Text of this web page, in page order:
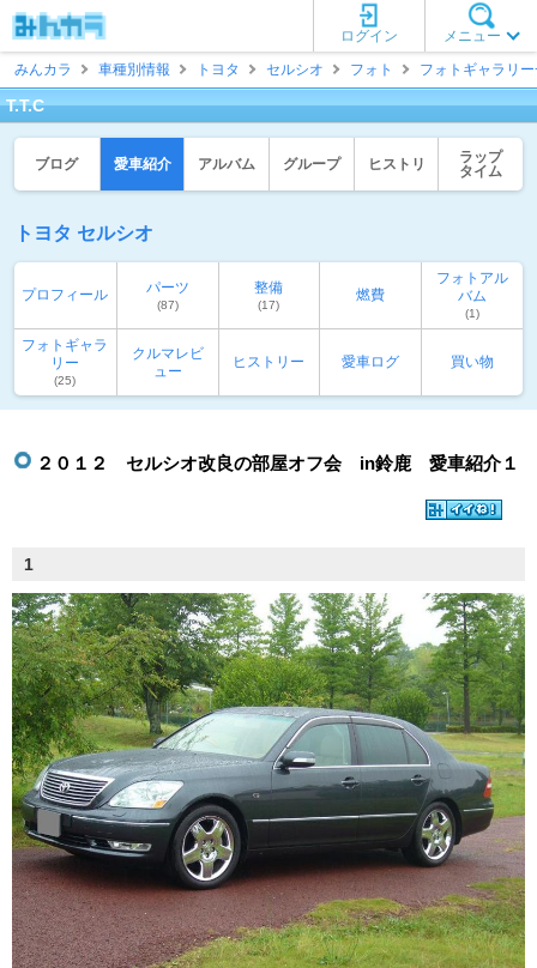
メニュー
ログイン
みんカラ
車種別情報 トヨタ セルシオ フォト フォトギャラリ
T.T.C
ブログ 愛車紹介 アルバム グループ ヒストリ
ラップ
タイム
トヨタ セルシオ
プロフィール パーツ
(87)
整備
(17)
燃費
フォトアル
バム
(1)
フォトギャラ
リー
(25)
クルマレビ
ュー
ヒストリー 愛車ログ 買い物
２０１２ セルシオ改良の部屋オフ会 in鈴鹿 愛車紹介１
1